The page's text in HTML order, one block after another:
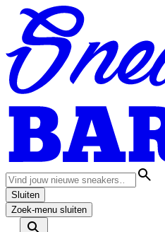
Sluiten
Zoek-menu sluiten